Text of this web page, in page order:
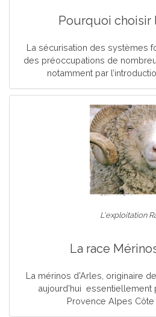
Pourquoi choisir
La sécurisation des systèmes
des préoccupations de
notamment par
L'exploitation
La race
La mérinos d’Arles, originaire
aujourd’hui essentiellement
Provence Alpes Côte